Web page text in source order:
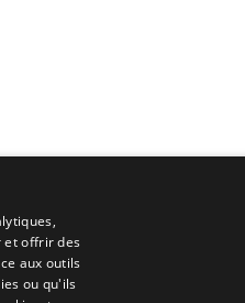
et offrir des
aux outils
ou qu'ils